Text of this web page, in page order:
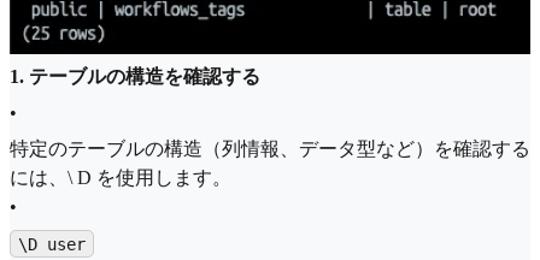
1. テーブルの構造を確認する
•
特定のテーブルの構造（列情報、データ型など）を確認する
には、\ D を使用します。
•
\D user